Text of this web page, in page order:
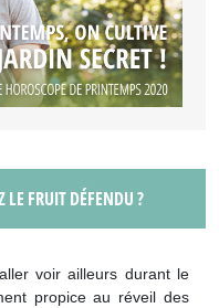
LE FRUIT DÉFENDU ?
voir ailleurs durant le
propice au réveil des